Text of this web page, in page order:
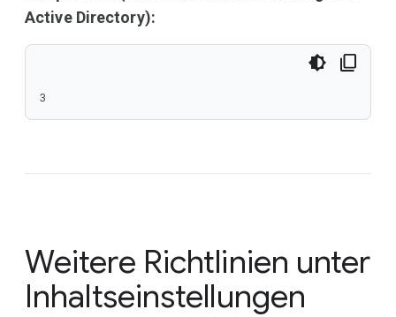
Active Directory):
3
Weitere Richtlinien unter
Inhaltseinstellungen